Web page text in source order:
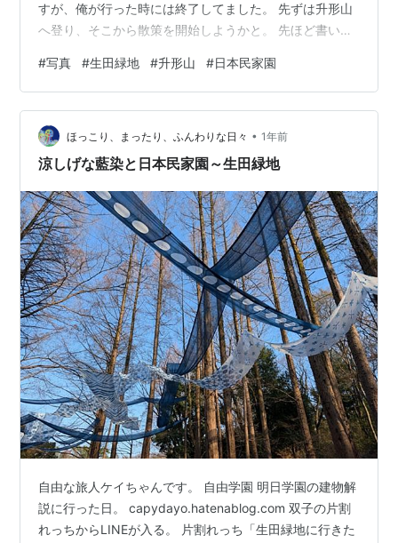
すが、俺が行った時には終了してました。 先ずは升形山
へ登り、そこから散策を開始しようかと。 先ほど書いた
いました。何年か振りに民家園へお邪魔します。 もう少
し民家園での写真があるので、明日へ続きます。
#写真 #生田緑地 #升形山 #日本民家園
ほっこり、まったり、ふんわりな日々 • 1年前
涼しげな藍染と日本民家園～生田緑地
自由な旅人ケイちゃんです。 自由学園 明日学園の建物解
説に行った日。 capydayo.hatenablog.com 双子の片割
れっちからLINEが入る。 片割れっち「生田緑地に行きた